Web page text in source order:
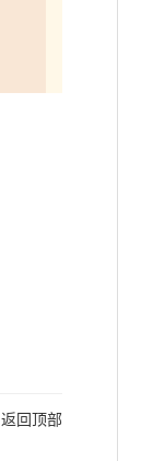
返回顶部